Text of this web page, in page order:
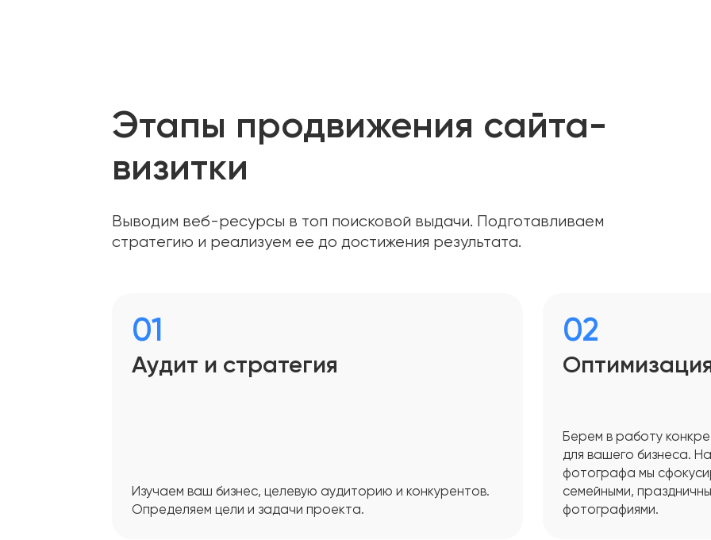
Этапы продвижения сайта-
визитки
Выводим веб-ресурсы в топ поисковой выдачи. Подготавливаем
стратегию и реализуем ее до достижения результата.
01
Аудит и стратегия
Изучаем ваш бизнес, целевую аудиторию и конкурентов.
Определяем цели и задачи проекта.
02
Берем в работу
для вашего бизнеса.
фотографа мы
семейными,
фотографиями.